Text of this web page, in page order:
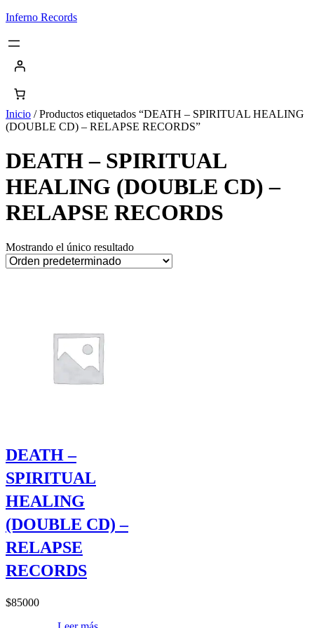
Saltar
contenido
Inferno Records
Inicio / Productos etiquetados “DEATH – SPIRITUAL HEALING
(DOUBLE CD) – RELAPSE RECORDS”
DEATH – SPIRITUAL
HEALING (DOUBLE CD) –
RELAPSE RECORDS
Mostrando el único resultado
DEATH –
SPIRITUAL
HEALING
(DOUBLE CD) –
RELAPSE
RECORDS
$85000